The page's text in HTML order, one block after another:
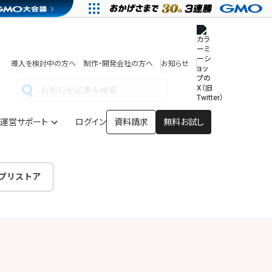
運営サポート ログイン 資料請求 無料お試し
導入を検討中の方へ 制作・開発会社の方へ お知らせ
その他
テンプレート一覧
ヘルプを見る
ヘルプセンター
リストア